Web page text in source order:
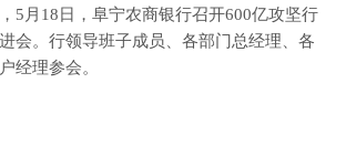
5月18日，阜宁农商银行召开600亿攻坚行
会。行领导班子成员、各部门总经理、各
经理参会。